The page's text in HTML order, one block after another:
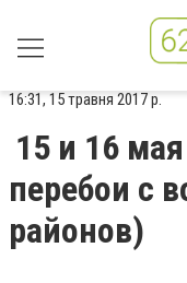
16:31, 15 травня 2017 р.
15 и 16
перебои с
районов)